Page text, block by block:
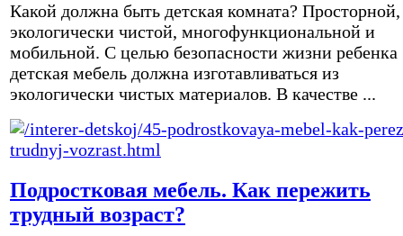
Какой должна быть детская комната? Просторной,
экологически чистой, многофункциональной и
мобильной. С целью безопасности жизни ребенка
детская мебель должна изготавливаться из
экологически чистых материалов. В качестве ...
Подростковая мебель. Как пережить
трудный возраст?